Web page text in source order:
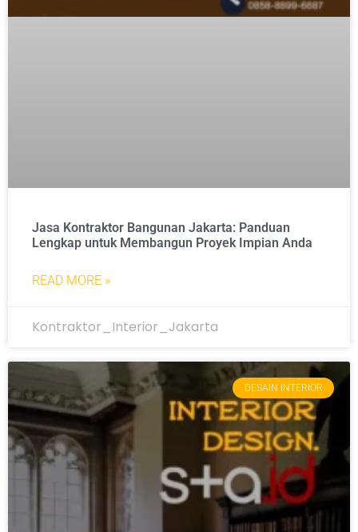
Jasa Kontraktor Bangunan Jakarta: Panduan
Lengkap untuk Membangun Proyek Impian Anda
READ MORE »
Kontraktor_Interior_Jakarta
DESAIN INTERIOR